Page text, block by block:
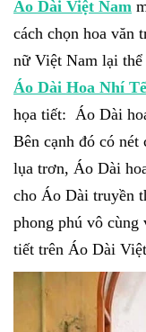
Áo Dài Việt Nam
cách chọn hoa văn
nữ Việt Nam lại
Áo Dài Hoa Nhí
họa tiết: Áo Dài
Bên cạnh đó có
lụa trơn, Áo Dài
cho Áo Dài truyền
phong phú vô cùng
tiết trên Áo Dài